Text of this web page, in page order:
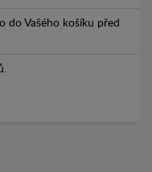
do Vašého košíku před